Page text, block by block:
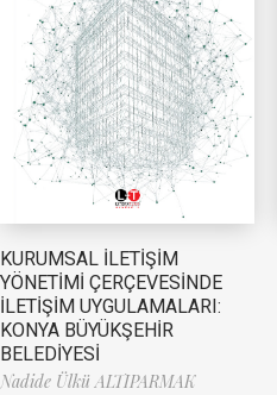
KURUMSAL İLETİŞİM
YÖNETİMİ ÇERÇEVESİNDE
İLETİŞİM UYGULAMALARI:
KONYA BÜYÜKŞEHİR
BELEDİYESİ
Nadide Ülkü ALTIPARMAK